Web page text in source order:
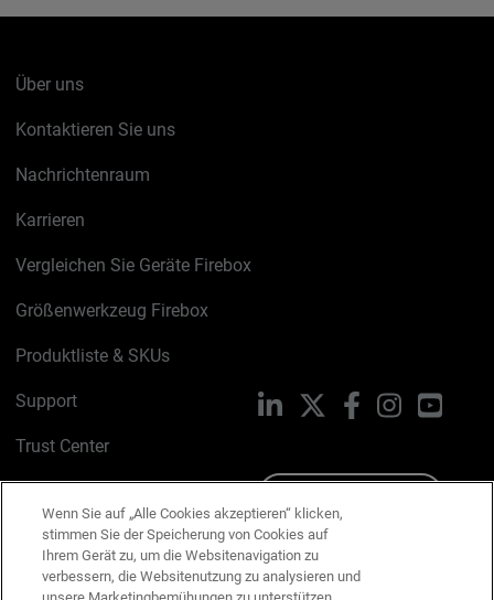
Über uns
Kontaktieren Sie uns
Nachrichtenraum
Karrieren
Vergleichen Sie Geräte Firebox
Größenwerkzeug Firebox
Produktliste & SKUs
Support
Trust Center
Cookie-Richtlinie
Datenschutzrichtlinie
LinkedIn FacebookInstagram
Wenn Sie auf „Alle Cookies akzeptieren“ klicken,
stimmen Sie der Speicherung von Cookies auf
Ihrem Gerät zu, um die Websitenavigation zu
verbessern, die Websitenutzung zu analysieren und